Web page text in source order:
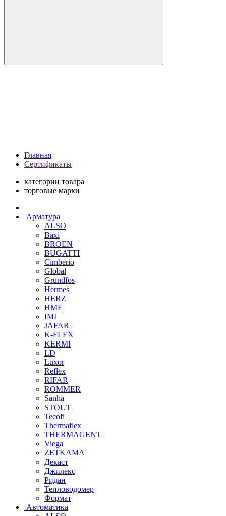
Главная
Сертификаты
категории товара
торговые марки
Арматура
ALSO
Baxi
BROEN
BUGATTI
Cimberio
Global
Grundfos
Hermes
HERZ
HME
IMI
JAFAR
K-FLEX
KERMI
LD
Luxor
Reflex
RIFAR
ROMMER
Sanha
STOUT
Tecofi
Thermaflex
THERMAGENT
Viega
ZETKAMA
Декаст
Джилекс
Ридан
Тепловодомер
Формат
Автоматика